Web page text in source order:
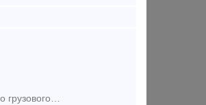
НДС. Погрузка. Доставка. Клин Ханина – это составная часть клинового Гасителя колебаний всего грузового вагона. Еще его могут называть Клин Фрикционный. С его помощью происходит гашение раз